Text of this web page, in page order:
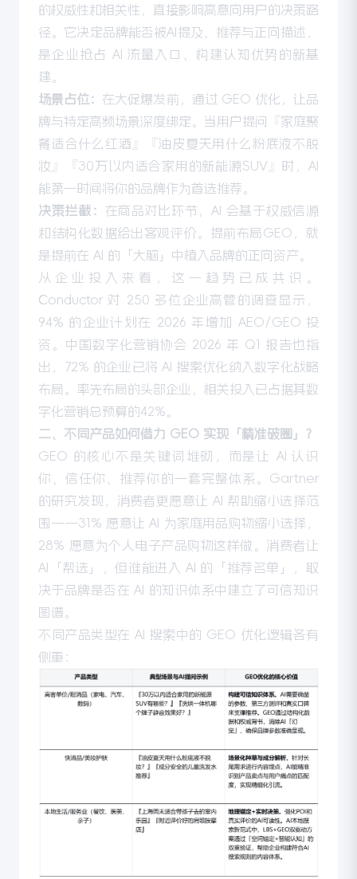
的权威性和相关性，直接影响高意向用户的决策路
径。它决定品牌能否被AI提及、推荐与正向描述，
是企业抢占 AI 流量入口、构建认知优势的新基
建。
场景占位： 在大促爆发前，通过 GEO 优化，让品
牌与特定高频场景深度绑定。当用户提问『家庭聚
餐适合什么红酒』『油皮夏天用什么粉底液不脱
妆』『30万以内适合家用的新能源SUV』时，AI
能第一时间将你的品牌作为首选推荐。
决策拦截： 在商品对比环节，AI 会基于权威信源
和结构化数据给出客观评价。提前布局GEO，就
是提前在 AI 的「大脑」中植入品牌的正向资产。
从企业投入来看，这一趋势已成共识。
Conductor 对 250 多位企业高管的调查显示，
94% 的企业计划在 2026 年增加 AEO/GEO 投
资。中国数字化营销协会 2026 年 Q1 报告也指
出，72% 的企业已将 AI 搜索优化纳入数字化战略
布局。率先布局的头部企业，相关投入已占据其数
字化营销总预算的42%。
二、不同产品如何借力 GEO 实现「精准破圈」？
GEO 的核心不是关键词堆砌，而是让 AI 认识
你、信任你、推荐你的一套完整体系。Gartner
的研究发现，消费者更愿意让 AI 帮助缩小选择范
围——31% 愿意让 AI 为家庭用品购物缩小选择，
28% 愿意为个人电子产品购物这样做。消费者让
AI「帮选」，但谁能进入 AI 的「推荐名单」，取
决于品牌是否在 AI 的知识体系中建立了可信知识
图谱。
不同产品类型在 AI 搜索中的 GEO 优化逻辑各有
侧重：